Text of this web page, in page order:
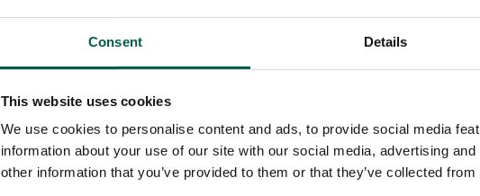
Consent Details
This website uses cookies
We use cookies to personalise content and ads, to provide social media
information about your use of our site with our social media, advertising
other information that you’ve provided to them or that they’ve collected
Paese*